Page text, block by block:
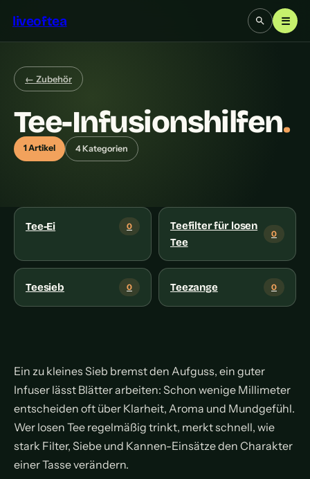
liveoftea ☰
← Zubehör
Tee-Infusionshilfen.
1 Artikel 4 Kategorien
Tee-Ei 0
Teefilter für losen
Tee
0
Teesieb 0 Teezange 0
Ein zu kleines Sieb bremst den Aufguss, ein guter
Infuser lässt Blätter arbeiten: Schon wenige Millimeter
entscheiden oft über Klarheit, Aroma und Mundgefühl.
Wer losen Tee regelmäßig trinkt, merkt schnell, wie
stark Filter, Siebe und Kannen-Einsätze den Charakter
einer Tasse verändern.